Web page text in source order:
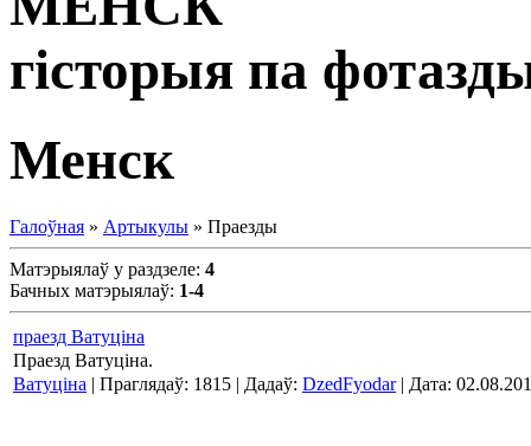
гісторыя па
Менск
Галоўная » Артыкулы » Праезды
Матэрыялаў у раздзеле: 4
Бачных матэрыялаў: 1-4
праезд Ватуціна
Праезд Ватуціна.
Ватуціна | Праглядаў: 1815 | Дадаў: DzedFyodar| Дата: